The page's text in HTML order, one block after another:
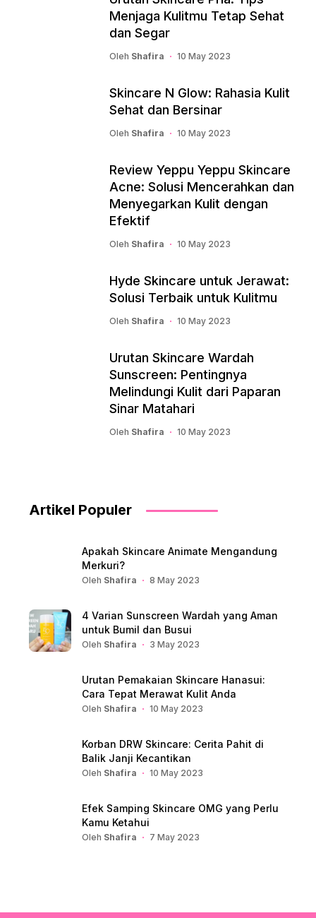
Menjaga Kulitmu Tetap Sehat
dan Segar
Oleh Shafira 10 May 2023
Skincare N Glow: Rahasia Kulit
Sehat dan Bersinar
Oleh Shafira 10 May 2023
Review Yeppu Yeppu Skincare
Acne: Solusi Mencerahkan dan
Menyegarkan Kulit dengan
Efektif
Oleh Shafira 10 May 2023
Hyde Skincare untuk Jerawat:
Solusi Terbaik untuk Kulitmu
Oleh Shafira 10 May 2023
Urutan Skincare Wardah
Sunscreen: Pentingnya
Melindungi Kulit dari Paparan
Sinar Matahari
Oleh Shafira 10 May 2023
Artikel Populer
Apakah Skincare Animate Mengandung
Merkuri?
Oleh Shafira 8 May 2023
4 Varian Sunscreen Wardah yang Aman
untuk Bumil dan Busui
Oleh Shafira 3 May 2023
Urutan Pemakaian Skincare Hanasui:
Cara Tepat Merawat Kulit Anda
Oleh Shafira 10 May 2023
Korban DRW Skincare: Cerita Pahit di
Balik Janji Kecantikan
Oleh Shafira 10 May 2023
Efek Samping Skincare OMG yang Perlu
Kamu Ketahui
Oleh Shafira 7 May 2023